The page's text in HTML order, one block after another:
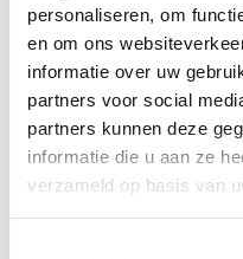
personaliseren, om
en om ons
informatie over uw
partners voor social
partners kunnen deze
informatie die u aan ze
verzameld op basis van
Wie
CATEGORIEËN
LinkedIn
Redigeren